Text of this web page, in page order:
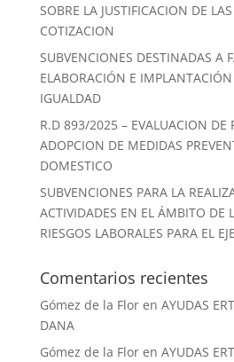
SOBRE LA JUSTIFICACION DE
COTIZACION
SUBVENCIONES DESTINADAS A
ELABORACIÓN E
IGUALDAD
R.D 893/2025 – EVALUACION DE
ADOPCION DE MEDIDAS
DOMESTICO
SUBVENCIONES PARA LA
ACTIVIDADES EN EL ÁMBITO DE
RIESGOS LABORALES PARA EL
Comentarios recientes
Gómez de la Floren AYUDAS
DANA
Gómez de la Floren AYUDAS